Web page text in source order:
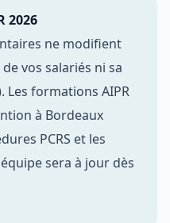
2026
ne modifient
vos salariés ni sa
Les formations AIPR
à Bordeaux
PCRS et les
sera à jour dès